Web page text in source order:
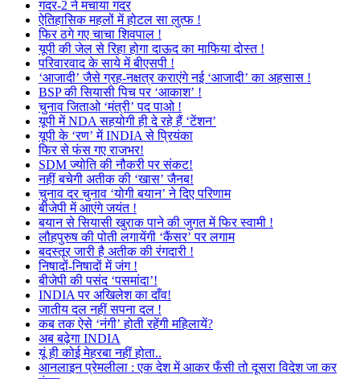
गदर-2 ने मचाया गदर
ऐतिहासिक महलों में होटल सा लुत्फ !
फिर ठगे गए चाचा शिवपाल !
यूपी की जेल से रिहा होगा दाऊद का माफिया दोस्त !
परिवारवाद के साये में बीएसपी !
‘आजादी’ जैसे ग्रह-नक्षत्र कराएंगे नई ‘आजादी’ का अहसास !
BSP की सियासी पिच पर ‘आकाश’ !
चुनाव जिताओ ‘मंत्री’ पद पाओ !
यूपी में NDA सहयोगी ही दे रहे हैं ‘टेंशन’
यूपी के ‘रण’ में INDIA से प्रियंका
फिर से फंस गए राजभर!
SDM ज्योति की नौकरी पर संकट!
नहीं बचेगी अतीक की ‘खास’ जैनब!
चुनाव दर चुनाव ‘योगी बयान’ ने दिए परिणाम
बीजेपी में आएंगे जयंत !
बयान से सियासी खुराक पाने की जुगत में फिर स्वामी !
लौहपुरुष की पोती लगायेंगी ‘कैंसर’ पर लगाम
बदस्तूर जारी है अतीक की रंगदारी !
निषादों-निषादों में जंग !
बीजेपी की पसंद ‘पसमांदा’!
INDIA पर अखिलेश का दाँव!
जातीय दल नहीं सपना दल !
कब तक ऐसे ‘नंगी’ होती रहेंगी महिलायें?
अब बढ़ेगा INDIA
यूं ही कोई मेहरबा नहीं होता..
आनलाइन प्रेमलीला : एक देश में आकर फँसी तो दूसरा विदेश जा कर